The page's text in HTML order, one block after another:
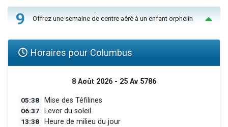
9 Offrez une semaine de centre aéré à un enfant orphelin
Horaires pour Columbus
8 Août 2026 - 25 Av 5786
05:38 Mise des Téfilines
06:37 Lever du soleil
13:38 Heure de milieu du jour